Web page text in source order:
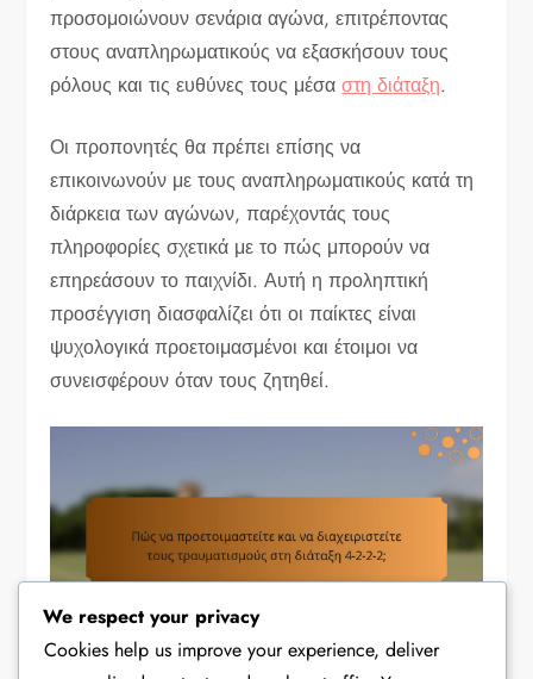
προσομοιώνουν σενάρια αγώνα, επιτρέποντας
στους αναπληρωματικούς να εξασκήσουν τους
ρόλους και τις ευθύνες τους μέσαστη διάταξη.
Οι προπονητές θα πρέπει επίσης να
επικοινωνούν με τους αναπληρωματικούς κατά τη
διάρκεια των αγώνων, παρέχοντάς τους
πληροφορίες σχετικά με το πώς μπορούν να
επηρεάσουν το παιχνίδι. Αυτή η προληπτική
προσέγγιση διασφαλίζει ότι οι παίκτες είναι
ψυχολογικά προετοιμασμένοι και έτοιμοι να
συνεισφέρουν όταν τους ζητηθεί.
We respect your privacy
Cookies help us improve your experience, deliver